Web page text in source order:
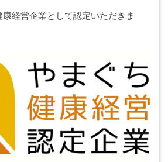
経営企業として認定いただきま